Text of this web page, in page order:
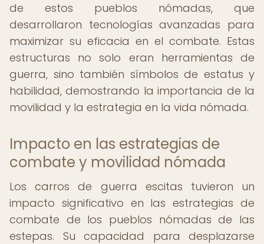
de estos pueblos nómadas, que
desarrollaron tecnologías avanzadas para
maximizar su eficacia en el combate. Estas
estructuras no solo eran herramientas de
guerra, sino también símbolos de estatus y
habilidad, demostrando la importancia de la
movilidad y la estrategia en la vida nómada.
Impacto en las estrategias de
combate y movilidad nómada
Los carros de guerra escitas tuvieron un
impacto significativo en las estrategias de
combate de los pueblos nómadas de las
estepas. Su capacidad para desplazarse